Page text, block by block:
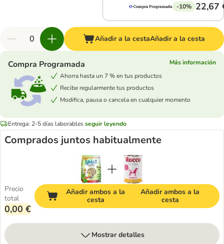
-10% 22,67
Añadir a la cestaAñadir a la cesta
Compra Programada
Más información
Ahorra hasta un 7 % en tus productos
Recibe regularmente tus productos
Modifica, pausa o cancela en cualquier momento
Entrega: 2-5 días laborablesseguir leyendo
Comprados juntos habitualmente
Precio
total
0,00 €
Añadir ambos a la
cesta
Añadir ambos a la
cesta
Mostrar detalles